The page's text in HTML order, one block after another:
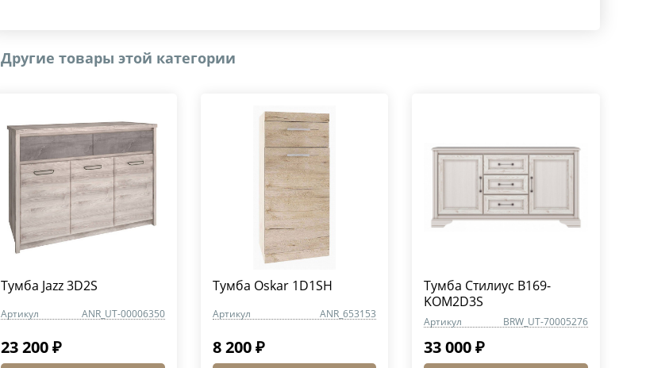
Другие товары этой категории
Тумба Jazz 3D2S
Артикул ANR_UT-00006350
23 200 ₽
Тумба Oskar 1D1SH
Артикул ANR_653153
8 200 ₽
Тумба Стилиус B169-
KOM2D3S
Артикул BRW_UT-70005276
33 000 ₽